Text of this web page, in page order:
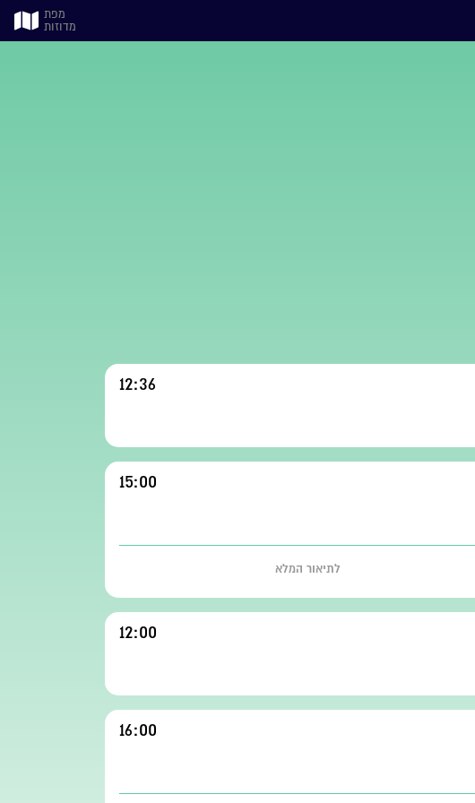
מפת
מדוזות
12:36
15:00
לתיאור המלא
12:00
16:00